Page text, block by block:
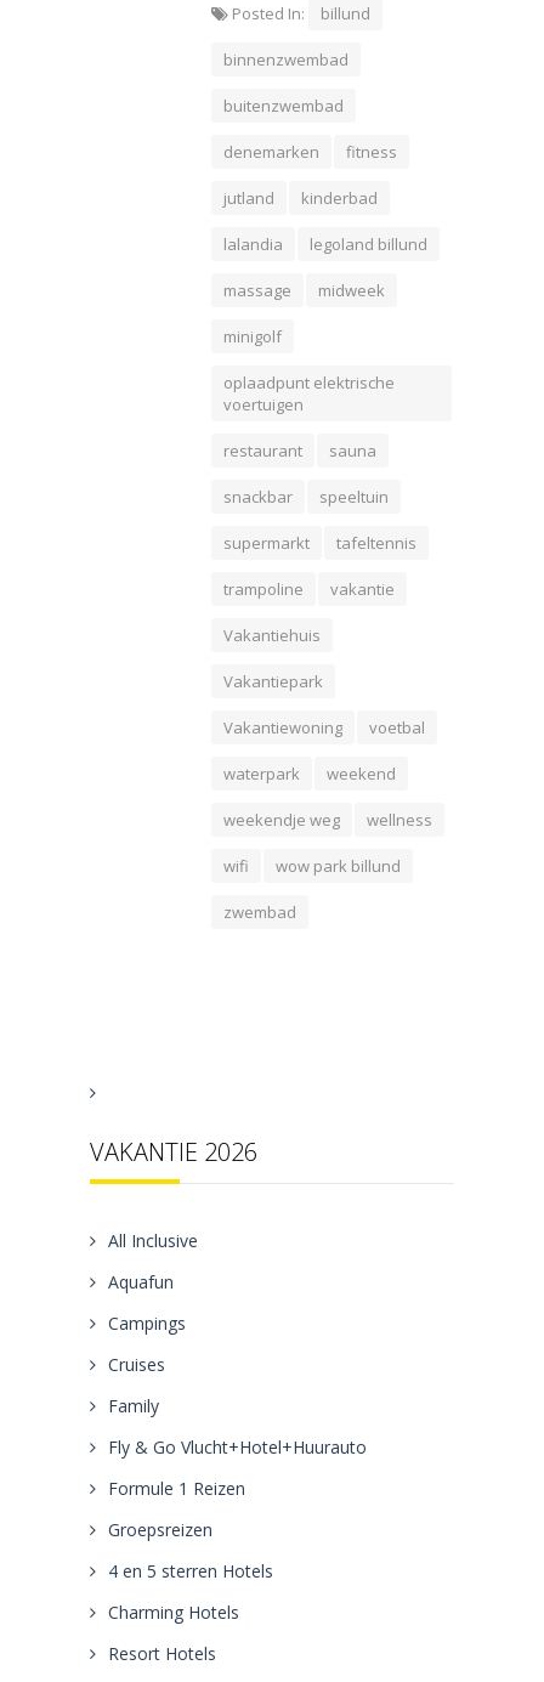
Posted In: billund
binnenzwembad
buitenzwembad
denemarken fitness
jutland kinderbad
lalandia legoland billund
massage midweek
minigolf
oplaadpunt elektrische
voertuigen
restaurant sauna
snackbar speeltuin
supermarkt tafeltennis
trampoline vakantie
Vakantiehuis
Vakantiepark
Vakantiewoning voetbal
waterpark weekend
weekendje weg wellness
wifi wow park billund
zwembad
VAKANTIE 2026
All Inclusive
Aquafun
Campings
Cruises
Family
Fly & Go Vlucht+Hotel+Huurauto
Formule 1 Reizen
Groepsreizen
4 en 5 sterren Hotels
Charming Hotels
Resort Hotels